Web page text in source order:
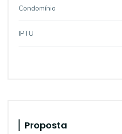
Condomínio
IPTU
Proposta